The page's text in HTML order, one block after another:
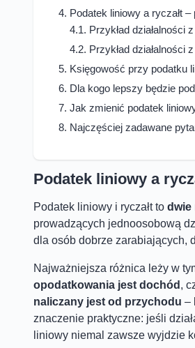
Podatek liniowy a ryczałt
Przykład działalności
Przykład działalności
Księgowość przy podatku
Dla kogo lepszy będzie
Jak zmienić podatek
Najczęściej zadawane
Podatek liniowy a
Podatek liniowy i ryczałt to dwie
prowadzących jednoosobową
dla osób dobrze zarabiających,
Najważniejsza różnica leży w
opodatkowania jest dochód ,
naliczany jest od przychodu –
znaczenie praktyczne: jeśli
liniowy niemal zawsze wyjdzie